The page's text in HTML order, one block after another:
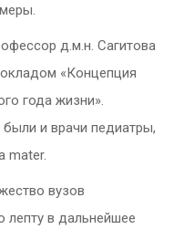
д.м.н. Сагитова
«Концепция
года жизни».
и врачи педиатры,
mater.
вузов
лепту в дальнейшее